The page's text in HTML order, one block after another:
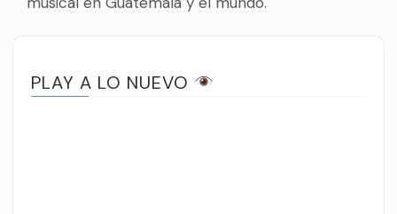
PLAY A LO NUEVO